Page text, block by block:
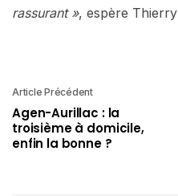
rassurant », espère Thierry
Article Précédent
Agen-Aurillac : la
troisième à domicile,
enfin la bonne ?